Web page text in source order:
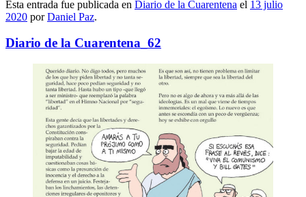
Esta entrada fue publicada en Diario de la Cuarentena el 13 julio
2020 porDaniel Paz.
Diario de la Cuarentena_62